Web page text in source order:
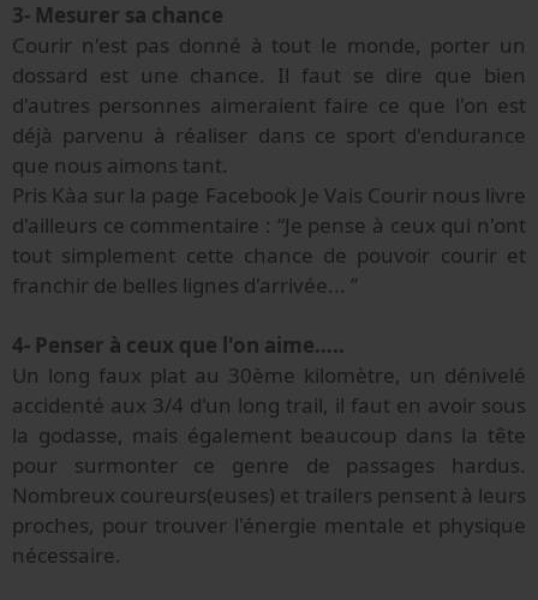
3- Mesurer sa chance
Courir n'est pas donné à tout le monde, porter un
dossard est une chance. Il faut se dire que bien
d'autres personnes aimeraient faire ce que l'on est
déjà parvenu à réaliser dans ce sport d'endurance
que nous aimons tant.
Pris Kàa sur la page Facebook Je Vais Courir nous livre
d'ailleurs ce commentaire : “Je pense à ceux qui n'ont
tout simplement cette chance de pouvoir courir et
franchir de belles lignes d'arrivée... ”
4- Penser à ceux que l'on aime…..
Un long faux plat au 30ème kilomètre, un dénivelé
accidenté aux 3/4 d'un long trail, il faut en avoir sous
la godasse, mais également beaucoup dans la tête
pour surmonter ce genre de passages hardus.
Nombreux coureurs(euses) et trailers pensent à leurs
proches, pour trouver l'énergie mentale et physique
nécessaire.